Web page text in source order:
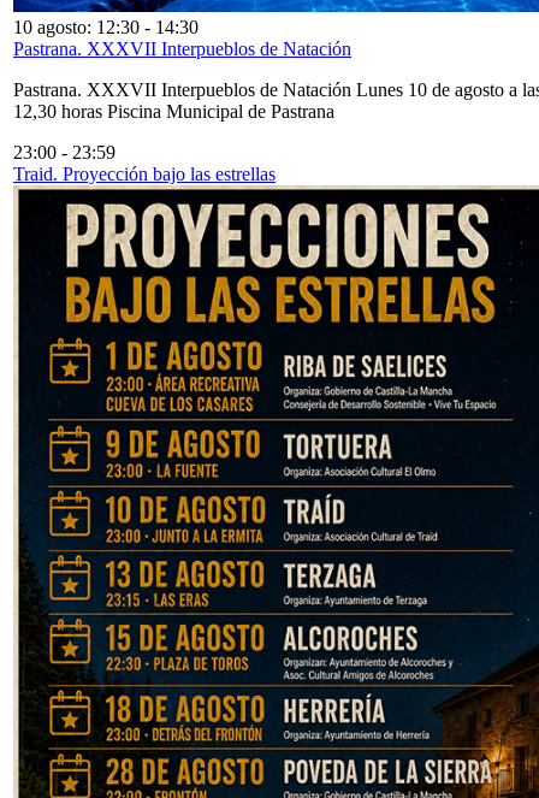
10 agosto: 12:30 - 14:30
Pastrana. XXXVII Interpueblos de Natación
Pastrana. XXXVII Interpueblos de Natación Lunes 10 de agosto a
12,30 horas Piscina Municipal de Pastrana
23:00 - 23:59
Traid. Proyección bajo las estrellas